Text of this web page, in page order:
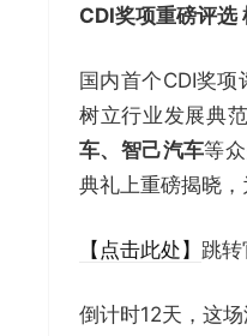
CDI奖项重磅评选
国内首个CDI奖
树立行业发展典
车、智己汽车等
典礼上重磅揭晓，
【点击此处】 跳转
倒计时12天，这